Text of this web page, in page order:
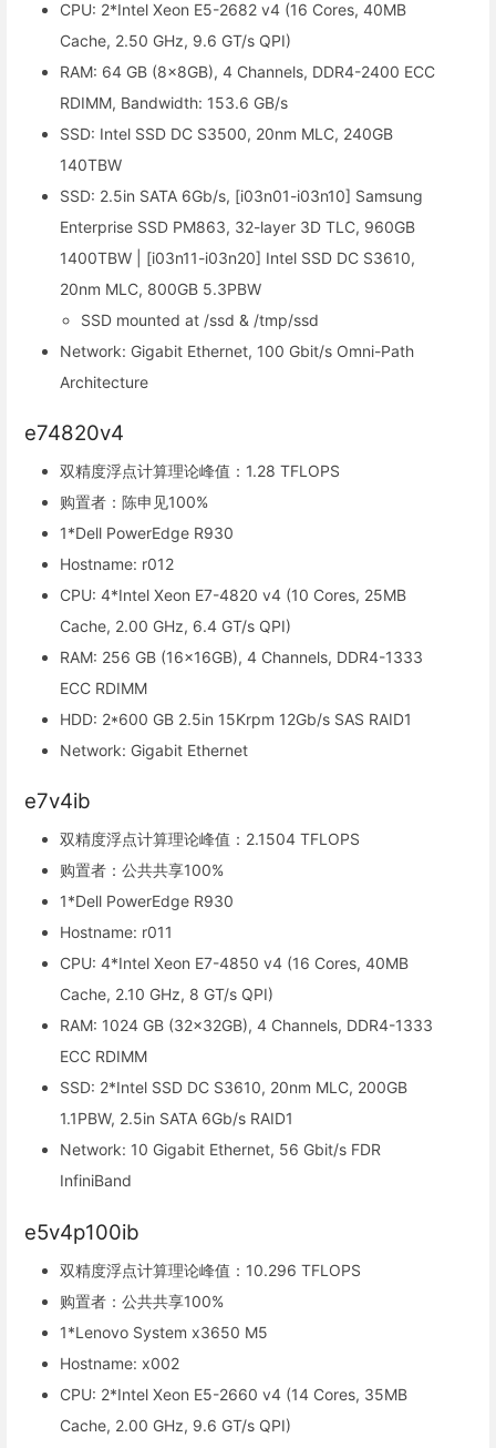
CPU: 2*Intel Xeon E5-2682 v4 (16 Cores, 40MB
Cache, 2.50 GHz, 9.6 GT/s QPI)
RAM: 64 GB (8x8GB), 4 Channels, DDR4-2400 ECC
RDIMM, Bandwidth: 153.6 GB/s
SSD: Intel SSD DC S3500, 20nm MLC, 240GB
140TBW
SSD: 2.5in SATA 6Gb/s, [i03n01-i03n10] Samsung
Enterprise SSD PM863, 32-layer 3D TLC, 960GB
1400TBW | [i03n11-i03n20] Intel SSD DC S3610,
20nm MLC, 800GB 5.3PBW
SSD mounted at /ssd & /tmp/ssd
Network: Gigabit Ethernet, 100 Gbit/s Omni-Path
Architecture
e74820v4
双精度浮点计算理论峰值：1.28 TFLOPS
购置者：陈申见100%
1*Dell PowerEdge R930
Hostname: r012
CPU: 4*Intel Xeon E7-4820 v4 (10 Cores, 25MB
Cache, 2.00 GHz, 6.4 GT/s QPI)
RAM: 256 GB (16x16GB), 4 Channels, DDR4-1333
ECC RDIMM
HDD: 2*600 GB 2.5in 15Krpm 12Gb/s SAS RAID1
Network: Gigabit Ethernet
e7v4ib
双精度浮点计算理论峰值：2.1504 TFLOPS
购置者：公共共享100%
1*Dell PowerEdge R930
Hostname: r011
CPU: 4*Intel Xeon E7-4850 v4 (16 Cores, 40MB
Cache, 2.10 GHz, 8 GT/s QPI)
RAM: 1024 GB (32x32GB), 4 Channels, DDR4-1333
ECC RDIMM
SSD: 2*Intel SSD DC S3610, 20nm MLC, 200GB
1.1PBW, 2.5in SATA 6Gb/s RAID1
Network: 10 Gigabit Ethernet, 56 Gbit/s FDR
InfiniBand
e5v4p100ib
双精度浮点计算理论峰值：10.296 TFLOPS
购置者：公共共享100%
1*Lenovo System x3650 M5
Hostname: x002
CPU: 2*Intel Xeon E5-2660 v4 (14 Cores, 35MB
Cache, 2.00 GHz, 9.6 GT/s QPI)